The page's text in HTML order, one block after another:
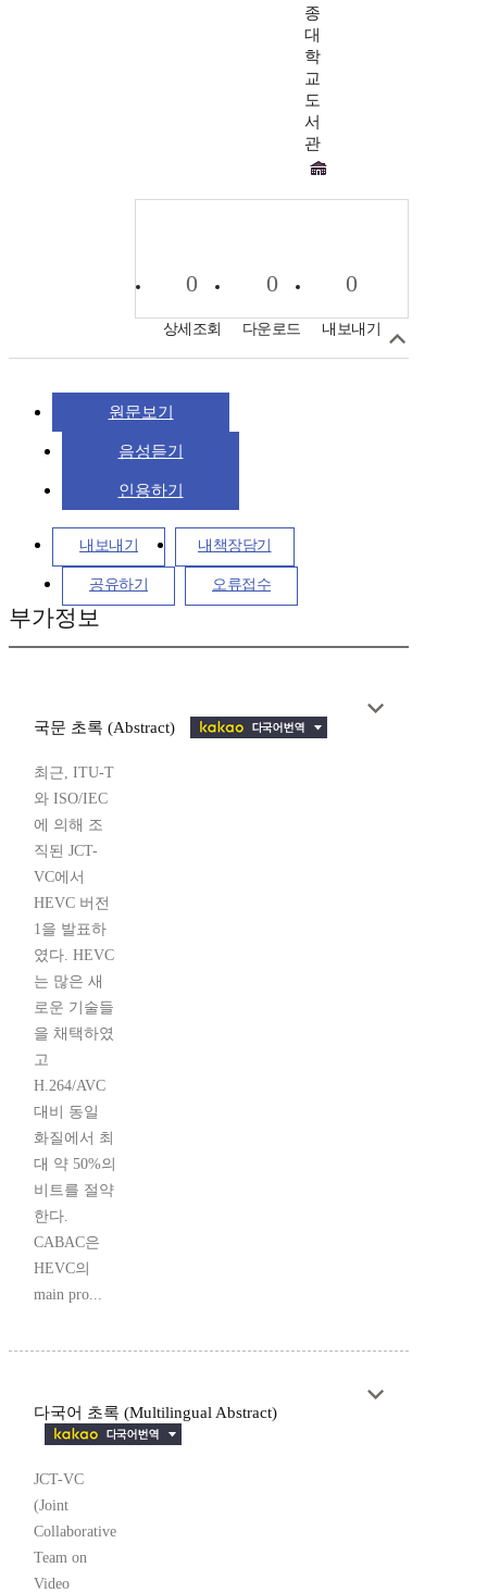
종
대
학
교
도
서
관
0
상세조회
0
다운로드
0
내보내기
원문보기
음성듣기
인용하기
내보내기 내책장담기
공유하기 오류접수
부가정보
국문 초록 (Abstract)
최근, ITU-T
와 ISO/IEC
에 의해 조
직된 JCT-
VC에서
HEVC 버전
1을 발표하
였다. HEVC
는 많은 새
로운 기술들
을 채택하였
고
H.264/AVC
대비 동일
화질에서 최
대 약 50%의
비트를 절약
한다.
CABAC은
HEVC의
main pro...
다국어 초록 (Multilingual Abstract)
JCT-VC
(Joint
Collaborative
Team on
Video